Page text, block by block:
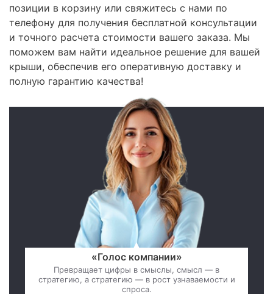
позиции в корзину или свяжитесь с нами по
телефону для получения бесплатной консультации
и точного расчета стоимости вашего заказа. Мы
поможем вам найти идеальное решение для вашей
крыши, обеспечив его оперативную доставку и
полную гарантию качества!
«Голос компании»
Превращает цифры в смыслы, смысл — в
стратегию, а стратегию — в рост узнаваемости и
спроса.